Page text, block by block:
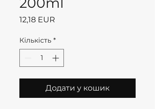
12,18 EUR
Кількість *
Додати у кошик